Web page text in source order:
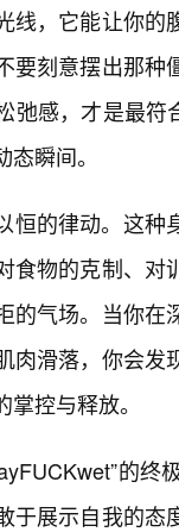
线，它能让你
要刻意摆出那
弛感，才是最
瞬间。
恒的律动。这
食物的克制、
的气场。当你
肉滑落，你会
控与释放。
的
于展示自我的